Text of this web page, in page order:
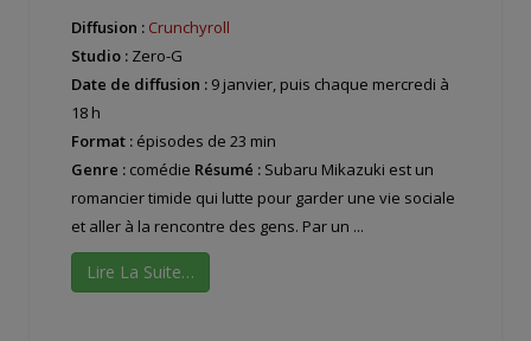
Diffusion : Crunchyroll
Studio : Zero-G
Date de diffusion : 9 janvier, puis chaque mercredi à
18 h
Format : épisodes de 23 min
Genre : comédie Résumé : Subaru Mikazuki est un
romancier timide qui lutte pour garder une vie sociale
et aller à la rencontre des gens. Par un ...
Lire La Suite…